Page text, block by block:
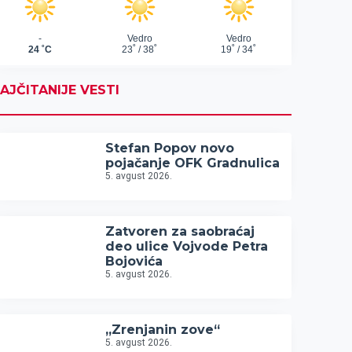
VESTI
Stefan Popov novo
pojačanje OFK Gradnulica
5. avgust 2026.
Zatvoren za saobraćaj
deo ulice Vojvode Petra
Bojovića
5. avgust 2026.
„Zrenjanin zove“
5. avgust 2026.